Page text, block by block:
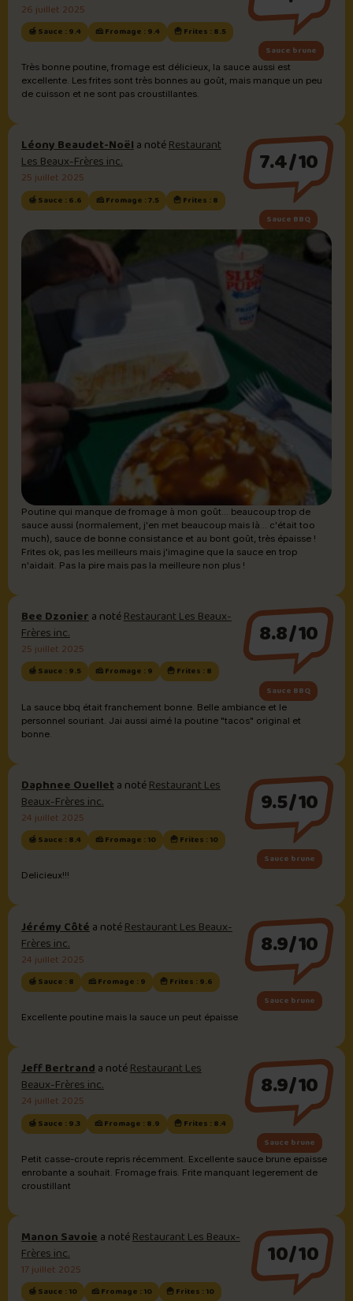
26 juillet 2025
🍯 Sauce : 9.4 🧀 Fromage : 9.4 🍟 Frites : 8.5
Sauce brune
Très bonne poutine, fromage est délicieux, la sauce aussi est
excellente. Les frites sont très bonnes au goût, mais manque un peu
de cuisson et ne sont pas croustillantes.
Léony Beaudet-Noëla notéRestaurant
Les Beaux-Frères inc.
25 juillet 2025
🍯 Sauce : 6.6 🧀 Fromage : 7.5 🍟 Frites : 8
7.4/10
Sauce BBQ
Poutine qui manque de fromage à mon goût... beaucoup trop de
sauce aussi (normalement, j'en met beaucoup mais là... c'était too
much), sauce de bonne consistance et au bont goût, très épaisse !
Frites ok, pas les meilleurs mais j'imagine que la sauce en trop
n'aidait. Pas la pire mais pas la meilleure non plus !
Bee Dzoniera notéRestaurant Les Beaux-
Frères inc.
25 juillet 2025
🍯 Sauce : 9.5 🧀 Fromage : 9 🍟 Frites : 8
8.8/10
Sauce BBQ
La sauce bbq était franchement bonne. Belle ambiance et le
personnel souriant. Jai aussi aimé la poutine "tacos" original et
bonne.
Daphnee Ouelleta notéRestaurant Les
Beaux-Frères inc.
24 juillet 2025
🍯 Sauce : 8.4 🧀 Fromage : 10 🍟 Frites : 10
9.5/10
Sauce brune
Delicieux!!!
Jérémy Côtéa notéRestaurant Les Beaux-
Frères inc.
24 juillet 2025
🍯 Sauce : 8 🧀 Fromage : 9 🍟 Frites : 9.6
8.9/10
Sauce brune
Excellente poutine mais la sauce un peut épaisse
Jeff Bertranda notéRestaurant Les
Beaux-Frères inc.
24 juillet 2025
🍯 Sauce : 9.3 🧀 Fromage : 8.9 🍟 Frites : 8.4
8.9/10
Sauce brune
Petit casse-croute repris récemment. Excellente sauce brune epaisse
enrobante a souhait. Fromage frais. Frite manquant legerement de
croustillant
Manon Savoiea notéRestaurant Les Beaux-
Frères inc.
17 juillet 2025
🍯 Sauce : 10 🧀 Fromage : 10 🍟 Frites : 10
10/10